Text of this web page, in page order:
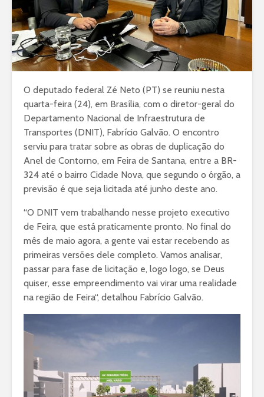
O deputado federal Zé Neto (PT) se reuniu nesta
quarta-feira (24), em Brasília, com o diretor-geral do
Departamento Nacional de Infraestrutura de
Transportes (DNIT), Fabrício Galvão. O encontro
serviu para tratar sobre as obras de duplicação do
Anel de Contorno, em Feira de Santana, entre a BR-
324 até o bairro Cidade Nova, que segundo o órgão, a
previsão é que seja licitada até junho deste ano.
“O DNIT vem trabalhando nesse projeto executivo
de Feira, que está praticamente pronto. No final do
mês de maio agora, a gente vai estar recebendo as
primeiras versões dele completo. Vamos analisar,
passar para fase de licitação e, logo logo, se Deus
quiser, esse empreendimento vai virar uma realidade
na região de Feira“, detalhou Fabrício Galvão.